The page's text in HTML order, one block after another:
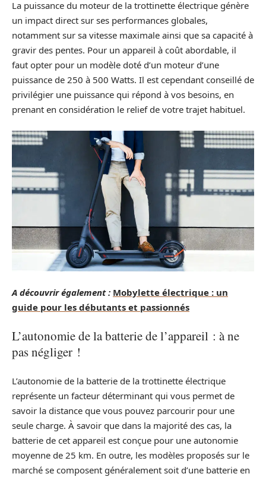
La puissance du moteur de la trottinette électrique génère
un impact direct sur ses performances globales,
notamment sur sa vitesse maximale ainsi que sa capacité à
gravir des pentes. Pour un appareil à coût abordable, il
faut opter pour un modèle doté d’un moteur d’une
puissance de 250 à 500 Watts. Il est cependant conseillé de
privilégier une puissance qui répond à vos besoins, en
prenant en considération le relief de votre trajet habituel.
A découvrir également : Mobylette électrique : un
guide pour les débutants et passionnés
L’autonomie de la batterie de l’appareil : à ne
pas négliger !
L’autonomie de la batterie de la trottinette électrique
représente un facteur déterminant qui vous permet de
savoir la distance que vous pouvez parcourir pour une
seule charge. À savoir que dans la majorité des cas, la
batterie de cet appareil est conçue pour une autonomie
moyenne de 25 km. En outre, les modèles proposés sur le
marché se composent généralement soit d’une batterie en